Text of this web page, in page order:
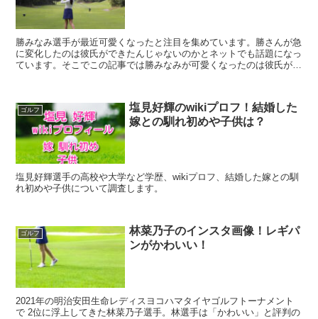
勝みなみ選手が最近可愛くなったと注目を集めています。勝さんが急
に変化したのは彼氏ができたんじゃないのかとネットでも話題になっ
ています。そこでこの記事では勝みなみが可愛くなったのは彼氏がで
ゴルフ
塩見好輝のwikiプロフ！結婚した
嫁との馴れ初めや子供は？
塩見好輝選手の高校や大学など学歴、wikiプロフ、結婚した嫁との馴
れ初めや子供について調査します。
ゴルフ
林菜乃子のインスタ画像！レギパ
ンがかわいい！
2021年の明治安田生命レディスヨコハマタイヤゴルフトーナメント
で 2位に浮上してきた林菜乃子選手。林選手は「かわいい」と評判の